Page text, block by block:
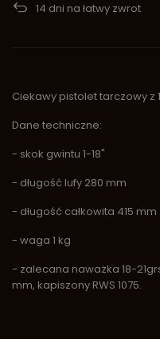
14 dni na łatwy zwrot
Ciekawy pistolet tarczowy z
Dane techniczne:
- skok gwintu 1-18"
- długość lufy 280 mm
- długość całkowita 415 mm
- waga 1 kg
- zalecana naważka 18-
mm, kapiszony RWS 1075.